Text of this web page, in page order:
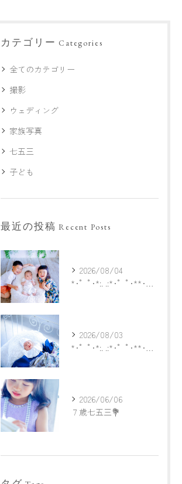
カテゴリー Categories
全てのカテゴリー
撮影
ウェディング
家族写真
七五三
子ども
最近の投稿 Recent Posts
2026/08/04
*･゜ﾟ･*:. .:*･゜ﾟ･**･゜ﾟ･*:.
2026/08/03
*･゜ﾟ･*:. .:*･゜ﾟ･**･゜ﾟ･*:.
2026/06/06
７歳七五三💐